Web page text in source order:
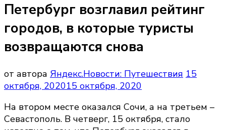
Петербург возглавил рейтинг
городов, в которые туристы
возвращаются снова
от автора Яндекс.Новости: Путешествия 15
октября, 202015 октября, 2020
На втором месте оказался Сочи, а на третьем –
Севастополь. В четверг, 15 октября, стало